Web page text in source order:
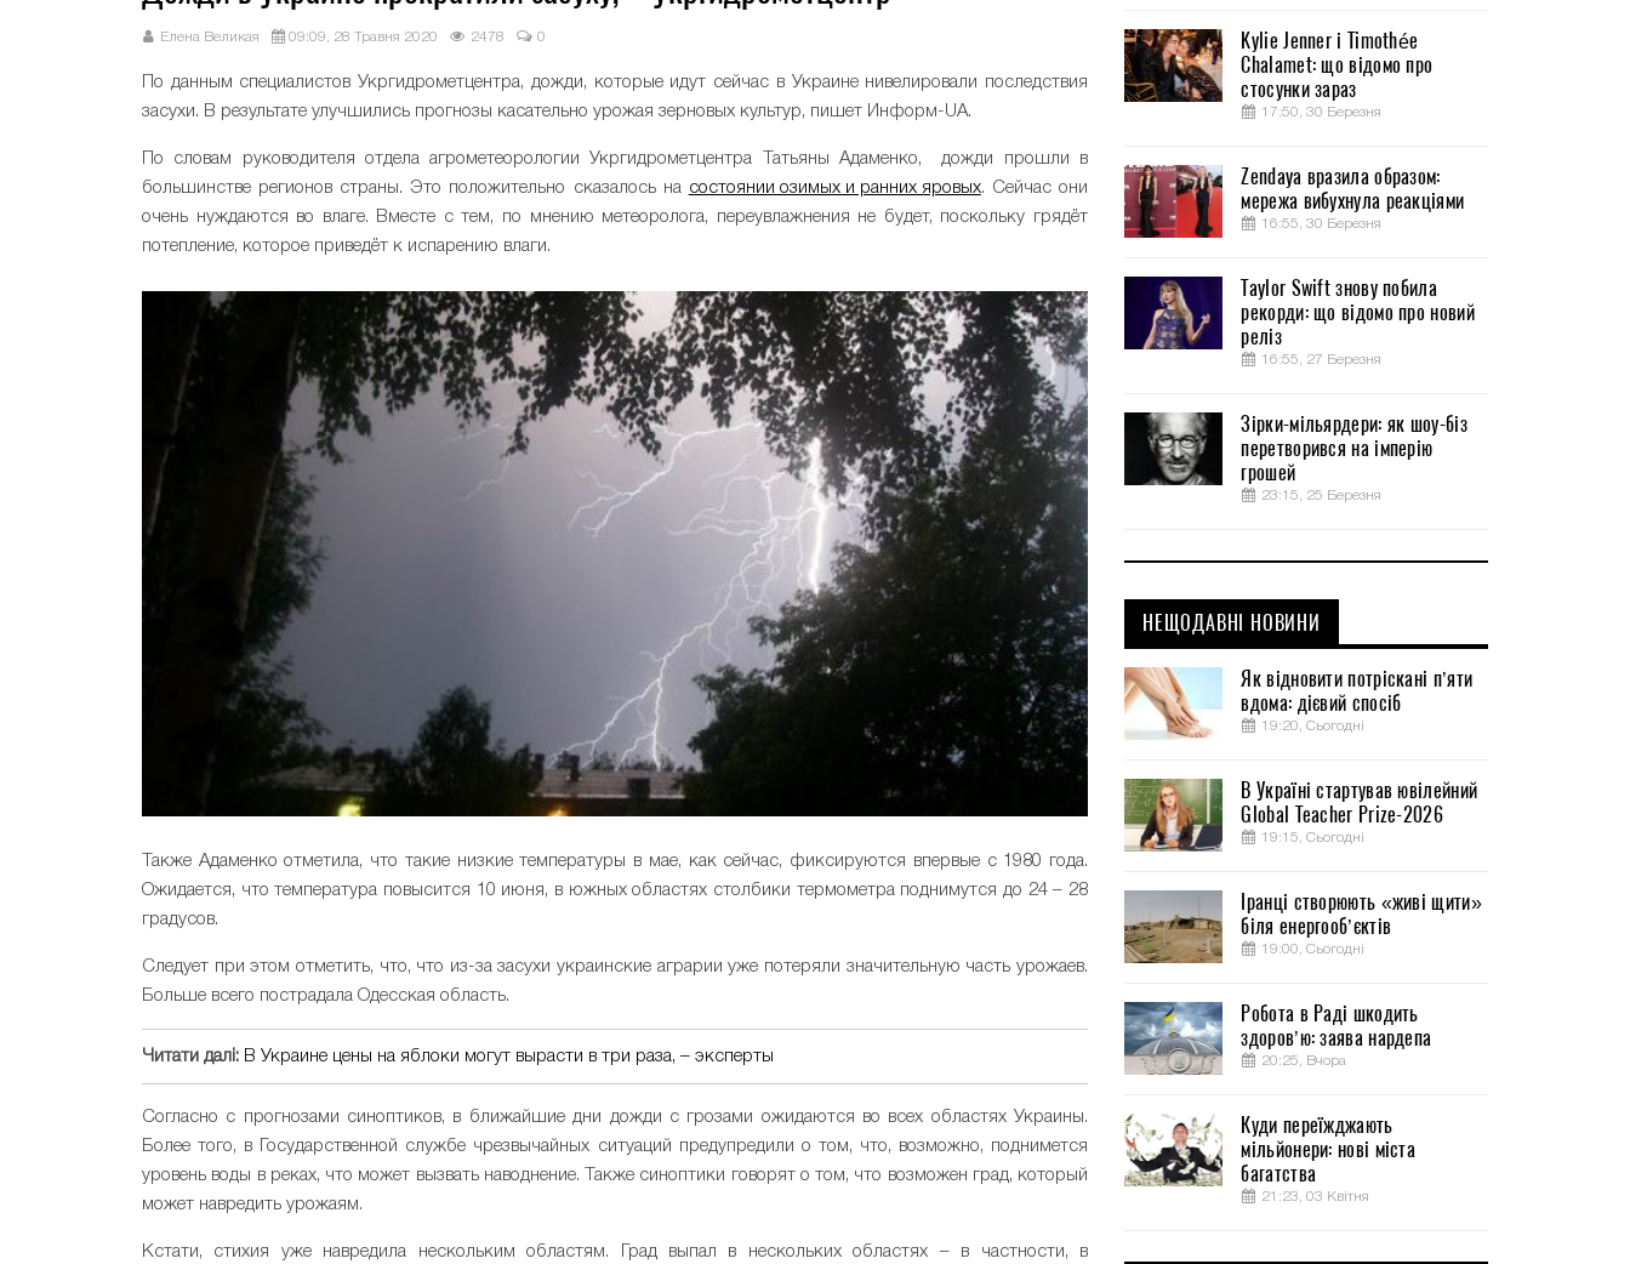
Елена Великая 09:09, 28 Травня 2020 2478 0
По данным специалистов Укргидрометцентра, дожди, которые идут сейчас в Украине нивелировали последствия
засухи. В результате улучшились прогнозы касательно урожая зерновых культур, пишет Информ-UA.
По словам руководителя отдела агрометеорологии Укргидрометцентра Татьяны Адаменко, дожди прошли в
большинстве регионов страны. Это положительно сказалось на состоянии озимых и ранних яровых. Сейчас они
очень нуждаются во влаге. Вместе с тем, по мнению метеоролога, переувлажнения не будет, поскольку грядёт
потепление, которое приведёт к испарению влаги.
Также Адаменко отметила, что такие низкие температуры в мае, как сейчас, фиксируются впервые с 1980 года.
Ожидается, что температура повысится 10 июня, в южных областях столбики термометра поднимутся до 24 – 28
градусов.
Следует при этом отметить, что, что из-за засухи украинские аграрии уже потеряли значительную часть урожаев.
Больше всего пострадала Одесская область.
Читати далі: В Украине цены на яблоки могут вырасти в три раза, – эксперты
Согласно с прогнозами синоптиков, в ближайшие дни дожди с грозами ожидаются во всех областях Украины.
Более того, в Государственной службе чрезвычайных ситуаций предупредили о том, что, возможно, поднимется
уровень воды в реках, что может вызвать наводнение. Также синоптики говорят о том, что возможен град, который
может навредить урожаям.
Кстати, стихия уже навредила нескольким областям. Град выпал в нескольких областях – в частности, в
Kylie Jenner і Timothée
Chalamet: що відомо про
стосунки зараз
17:50, 30 Березня
Zendaya вразила образом:
мережа вибухнула реакціями
16:55, 30 Березня
Taylor Swift знову побила
рекорди: що відомо про новий
реліз
16:55, 27 Березня
Зірки-мільярдери: як шоу-біз
перетворився на імперію
грошей
23:15, 25 Березня
НЕЩОДАВНІ НОВИНИ
Як відновити потріскані п’яти
вдома: дієвий спосіб
19:20, Сьогодні
В Україні стартував ювілейний
Global Teacher Prize-2026
19:15, Сьогодні
Іранці створюють «живі щити»
біля енергооб’єктів
19:00, Сьогодні
Робота в Раді шкодить
здоров’ю: заява нардепа
20:25, Вчора
Куди переїжджають
мільйонери: нові міста
багатства
21:23, 03 Квітня